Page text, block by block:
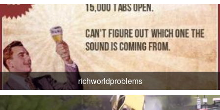
richworldproblems